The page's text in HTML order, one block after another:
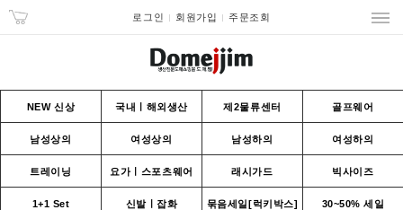
로그인 회원가입 주문조회
NEW 신상 국내ㅣ해외생산 제2물류센터 골프웨어
남성상의 여성상의 남성하의 여성하의
트레이닝 요가ㅣ스포츠웨어 래시가드 빅사이즈
1+1 Set 신발ㅣ잡화 묶음세일[럭키박스] 30~50% 세일